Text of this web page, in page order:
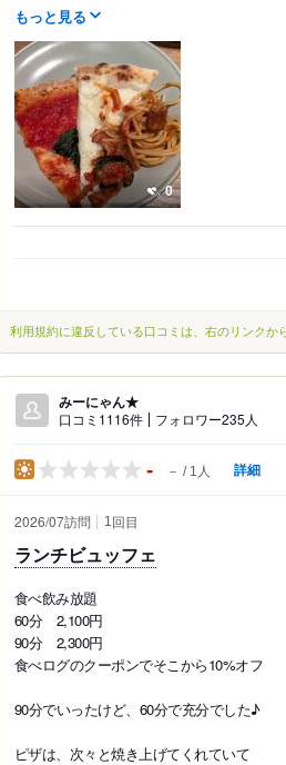
もっと見る
0
利用規約に違反している口コミは、右のリンクか
みーにゃん★
口コミ1116件 フォロワー235人
- － 1人 詳細
2026/07訪問 1回目
ランチビュッフェ
食べ飲み放題
60分 2,100円
90分 2,300円
食べログのクーポンでそこから10%オフ
90分でいったけど、60分で充分でした♪
ピザは、次々と焼き上げてくれていて